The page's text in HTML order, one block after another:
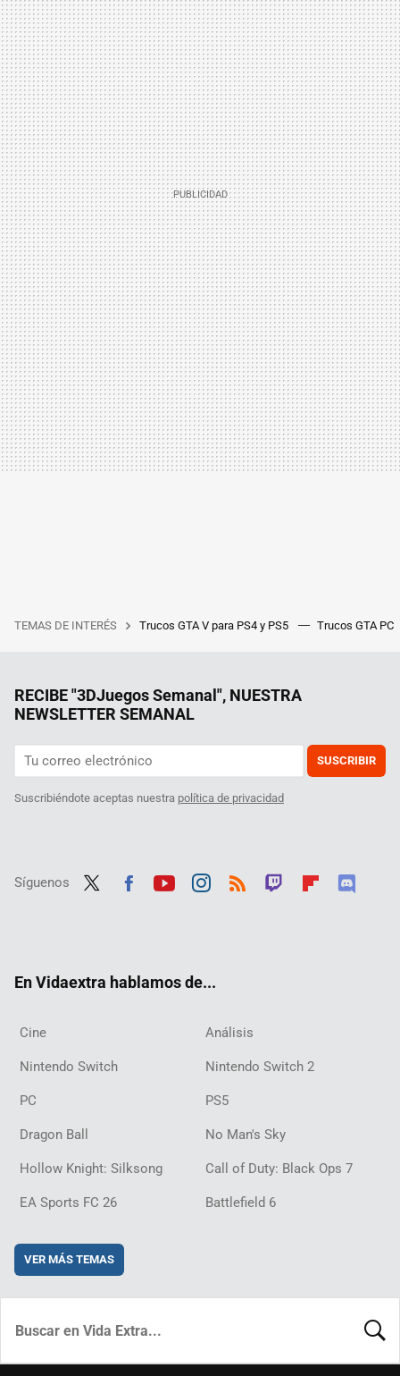
TEMAS DE INTERÉS Trucos GTA V para PS4 y PS5 Trucos GTA PC
RECIBE "3DJuegos Semanal", NUESTRA
NEWSLETTER SEMANAL
SUSCRIBIR
Suscribiéndote aceptas nuestra política de privacidad
Síguenos
En Vidaextra hablamos de...
Cine Análisis
Nintendo Switch Nintendo Switch 2
PC PS5
Dragon Ball No Man's Sky
Hollow Knight: Silksong Call of Duty: Black Ops 7
EA Sports FC 26 Battlefield 6
VER MÁS TEMAS